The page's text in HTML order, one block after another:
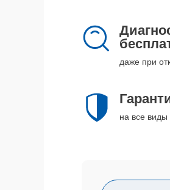
даже при
на все виды